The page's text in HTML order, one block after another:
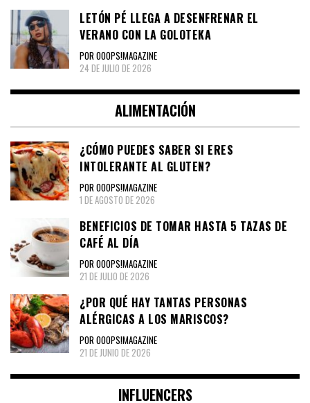
LETÓN PÉ LLEGA A DESENFRENAR EL
VERANO CON LA GOLOTEKA
POR OOOPS!MAGAZINE
24 DE JULIO DE 2026
ALIMENTACIÓN
¿CÓMO PUEDES SABER SI ERES
INTOLERANTE AL GLUTEN?
POR OOOPS!MAGAZINE
1 DE AGOSTO DE 2026
BENEFICIOS DE TOMAR HASTA 5 TAZAS DE
CAFÉ AL DÍA
POR OOOPS!MAGAZINE
21 DE JULIO DE 2026
¿POR QUÉ HAY TANTAS PERSONAS
ALÉRGICAS A LOS MARISCOS?
POR OOOPS!MAGAZINE
21 DE JUNIO DE 2026
INFLUENCERS